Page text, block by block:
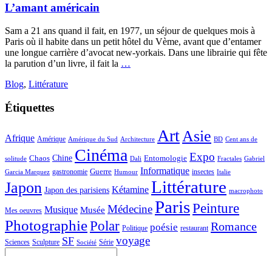
L’amant américain
Sam a 21 ans quand il fait, en 1977, un séjour de quelques mois à
Paris où il habite dans un petit hôtel du Vème, avant que d’entamer
une longue carrière d’avocat new-yorkais. Dans une librairie qui fête
la parution d’un livre, il fait la …
Blog, Littérature
Étiquettes
Afrique Amérique Amérique du Sud Architecture Art Asie BD Cent ans de
solitude Chaos Chine Cinéma Dali Entomologie Expo Fractales Gabriel
Garcia Marquez gastronomie Guerre Humour Informatique insectes Italie
Japon Japon des parisiens Kétamine Littérature macrophoto
Mes oeuvres Musique Musée MédecineParisPeinture
PhotographiePolar Politique poésie restaurant Romance
Sciences Sculpture SF Société Série voyage